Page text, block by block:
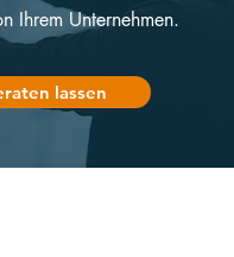
Ihrem Unternehmen.
lassen